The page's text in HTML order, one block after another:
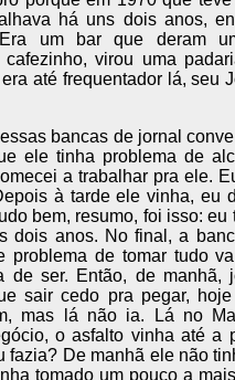
há uns dois anos,
um bar que deram
virou uma
até frequentador lá, seu
bancas de jornal
ele tinha problema de
a trabalhar pra ele.
à tarde ele vinha, eu
bem, resumo, foi isso: eu
dois anos. No final, a
problema de tomar tudo
de ser. Então, de manhã,
sair cedo pra pegar,
mas lá não ia. Lá no
o asfalto vinha até a
fazia? De manhã ele não
tomado um pouco a